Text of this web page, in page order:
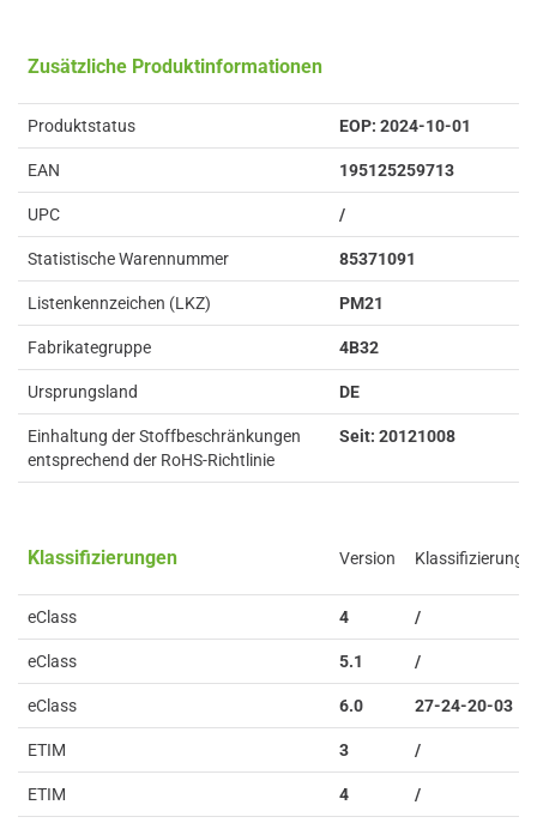
Zusätzliche Produktinformationen
Produktstatus EOP: 2024-10-01
EAN 195125259713
UPC /
Statistische Warennummer 85371091
Listenkennzeichen (LKZ) PM21
Fabrikategruppe 4B32
Ursprungsland DE
Einhaltung der Stoffbeschränkungen
entsprechend der RoHS-Richtlinie
Seit: 20121008
Klassifizierungen Version Klassifizierung
eClass 4 /
eClass 5.1 /
eClass 6.0 27-24-20-03
ETIM 3 /
ETIM 4 /